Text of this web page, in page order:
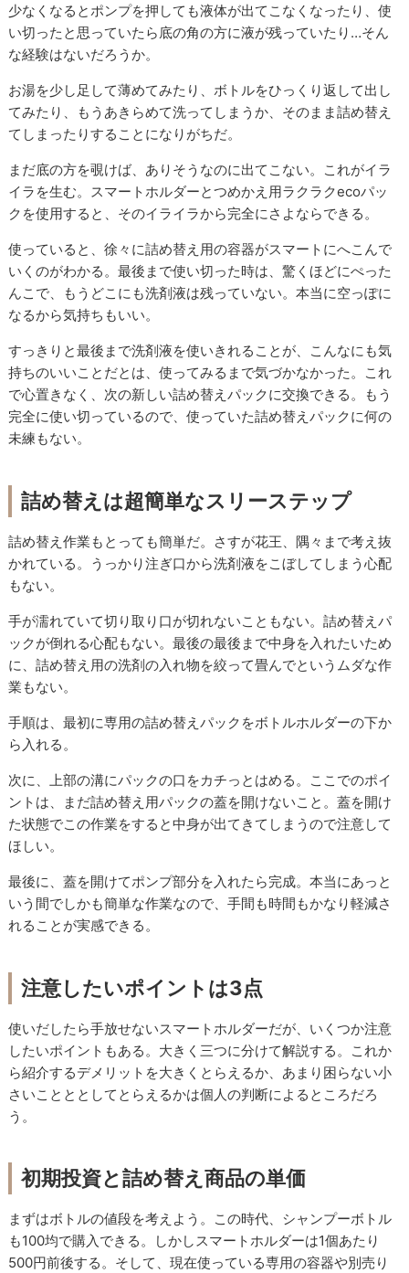
少なくなるとポンプを押しても液体が出てこなくなったり、使
い切ったと思っていたら底の角の方に液が残っていたり…そん
な経験はないだろうか。
お湯を少し足して薄めてみたり、ボトルをひっくり返して出し
てみたり、もうあきらめて洗ってしまうか、そのまま詰め替え
てしまったりすることになりがちだ。
まだ底の方を覗けば、ありそうなのに出てこない。これがイラ
イラを生む。スマートホルダーとつめかえ用ラクラクecoパッ
クを使用すると、そのイライラから完全にさよならできる。
使っていると、徐々に詰め替え用の容器がスマートにへこんで
いくのがわかる。最後まで使い切った時は、驚くほどにぺった
んこで、もうどこにも洗剤液は残っていない。本当に空っぽに
なるから気持ちもいい。
すっきりと最後まで洗剤液を使いきれることが、こんなにも気
持ちのいいことだとは、使ってみるまで気づかなかった。これ
で心置きなく、次の新しい詰め替えパックに交換できる。もう
完全に使い切っているので、使っていた詰め替えパックに何の
未練もない。
詰め替えは超簡単なスリーステップ
詰め替え作業もとっても簡単だ。さすが花王、隅々まで考え抜
かれている。うっかり注ぎ口から洗剤液をこぼしてしまう心配
もない。
手が濡れていて切り取り口が切れないこともない。詰め替えパ
ックが倒れる心配もない。最後の最後まで中身を入れたいため
に、詰め替え用の洗剤の入れ物を絞って畳んでというムダな作
業もない。
手順は、最初に専用の詰め替えパックをボトルホルダーの下か
ら入れる。
次に、上部の溝にパックの口をカチっとはめる。ここでのポイ
ントは、まだ詰め替え用パックの蓋を開けないこと。蓋を開け
た状態でこの作業をすると中身が出てきてしまうので注意して
ほしい。
最後に、蓋を開けてポンプ部分を入れたら完成。本当にあっと
いう間でしかも簡単な作業なので、手間も時間もかなり軽減さ
れることが実感できる。
注意したいポイントは3点
使いだしたら手放せないスマートホルダーだが、いくつか注意
したいポイントもある。大きく三つに分けて解説する。これか
ら紹介するデメリットを大きくとらえるか、あまり困らない小
さいことととしてとらえるかは個人の判断によるところだろ
う。
初期投資と詰め替え商品の単価
まずはボトルの値段を考えよう。この時代、シャンプーボトル
も100均で購入できる。しかしスマートホルダーは1個あたり
500円前後する。そして、現在使っている専用の容器や別売り